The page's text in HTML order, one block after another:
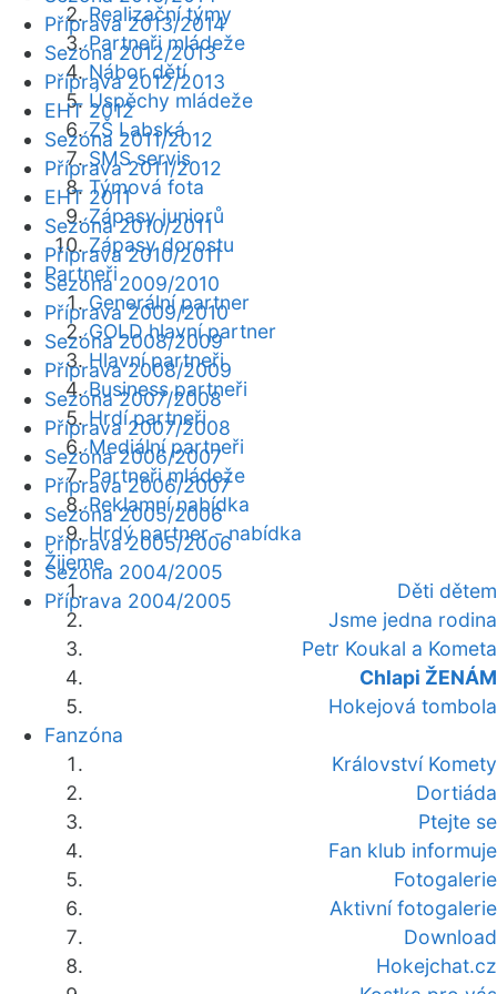
Realizační týmy
Partneři mládeže
Nábor dětí
Úspěchy mládeže
ZŠ Labská
SMS servis
Týmová fota
Zápasy juniorů
Zápasy dorostu
Partneři
Generální partner
GOLD hlavní partner
Hlavní partneři
Business partneři
Hrdí partneři
Mediální partneři
Partneři mládeže
Reklamní nabídka
Hrdý partner - nabídka
Žijeme
Děti dětem
Jsme jedna rodina
Petr Koukal a Kometa
Chlapi ŽENÁM
Hokejová tombola
Fanzóna
Království Komety
Dortiáda
Ptejte se
Fan klub informuje
Fotogalerie
Aktivní fotogalerie
Download
Hokejchat.cz
Příprava 2013/2014
Sezóna 2012/2013
Příprava 2012/2013
EHT 2012
Sezóna 2011/2012
Příprava 2011/2012
EHT 2011
Sezóna 2010/2011
Příprava 2010/2011
Sezóna 2009/2010
Příprava 2009/2010
Sezóna 2008/2009
Příprava 2008/2009
Sezóna 2007/2008
Příprava 2007/2008
Sezóna 2006/2007
Příprava 2006/2007
Sezóna 2005/2006
Příprava 2005/2006
Sezóna 2004/2005
Příprava 2004/2005